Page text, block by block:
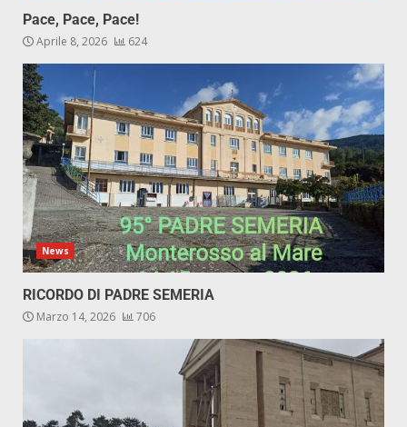
Pace, Pace, Pace!
Aprile 8, 2026 624
News
RICORDO DI PADRE SEMERIA
Marzo 14, 2026 706